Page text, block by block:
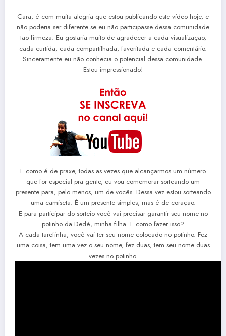
Cara, é com muita alegria que estou publicando este vídeo hoje, e
não poderia ser diferente se eu não participasse dessa comunidade
tão firmeza. Eu gostaria muito de agradecer a cada visualização,
cada curtida, cada compartilhada, favoritada e cada comentário.
Sinceramente eu não conhecia o potencial dessa comunidade.
Estou impressionado!
E como é de praxe, todas as vezes que alcançarmos um número
que for especial pra gente, eu vou comemorar sorteando um
presente para, pelo menos, um de vocês. Dessa vez estou sorteando
uma camiseta. É um presente simples, mas é de coração.
E para participar do sorteio você vai precisar garantir seu nome no
potinho da Dedé, minha filha. E como fazer isso?
A cada tarefinha, você vai ter seu nome colocado no potinho. Fez
uma coisa, tem uma vez o seu nome, fez duas, tem seu nome duas
vezes no potinho.